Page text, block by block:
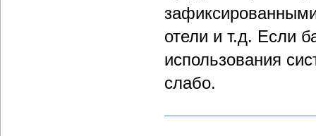
отели и т.д. Если
использования
слабо.